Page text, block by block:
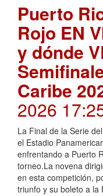
Puerto
Rojo EN
y dónde
Caribe
2026
La Final de la Serie
el Estadio
enfrentando a Puerto
torneo.La novena
en esta competición,
triunfo y su boleto a